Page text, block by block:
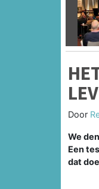
Vorige
Door
We
Een
dat